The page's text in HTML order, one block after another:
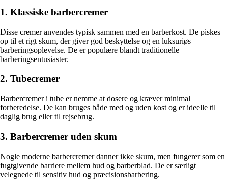
1. Klassiske barbercremer
Disse cremer anvendes typisk sammen med en barberkost. De piskes
op til et rigt skum, der giver god beskyttelse og en luksuriøs
barberingsoplevelse. De er populære blandt traditionelle
barberingsentusiaster.
2. Tubecremer
Barbercremer i tube er nemme at dosere og kræver minimal
forberedelse. De kan bruges både med og uden kost og er ideelle til
daglig brug eller til rejsebrug.
3. Barbercremer uden skum
Nogle moderne barbercremer danner ikke skum, men fungerer som en
fugtgivende barriere mellem hud og barberblad. De er særligt
velegnede til sensitiv hud og præcisionsbarbering.